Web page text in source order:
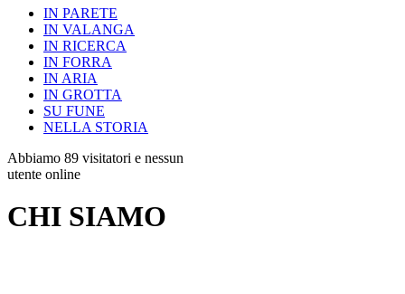
IN PARETE
IN VALANGA
IN RICERCA
IN FORRA
IN ARIA
IN GROTTA
SU FUNE
NELLA STORIA
Abbiamo 89 visitatori e nessun
utente online
CHI SIAMO